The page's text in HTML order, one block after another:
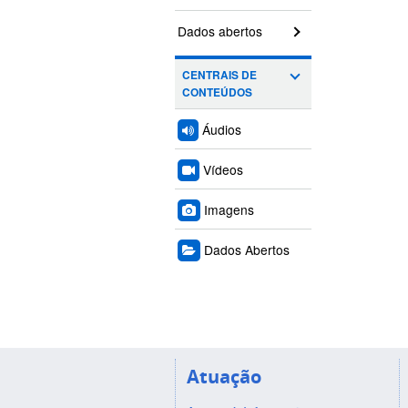
Dados abertos
CENTRAIS DE
CONTEÚDOS
Áudios
Vídeos
Imagens
Dados Abertos
Atuação